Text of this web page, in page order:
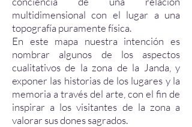
multidimensional con el lugar a una
topografía puramente física.
En este mapa nuestra intención es
nombrar algunos de los aspectos
cualitativos de la zona de la Janda, y
exponer las historias de los lugares y la
memoria a través del arte, con el fin de
inspirar a los visitantes de la zona a
valorar sus dones sagrados.